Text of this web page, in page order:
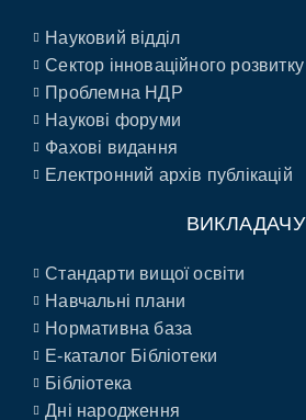
Науковий відділ
Сектор інноваційного розвитку
Проблемна НДР
Наукові форуми
Фахові видання
Електронний архів публікацій
ВИКЛАДАЧУ
Стандарти вищої освіти
Навчальні плани
Нормативна база
E-каталог Бібліотеки
Бібліотека
Дні народження